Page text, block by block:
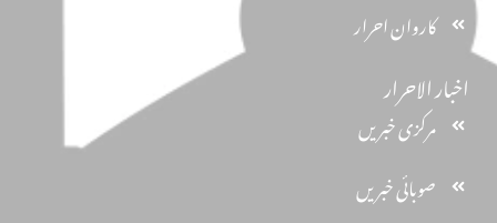
اخبار الاحرار
مرکزی خبریں
صوبائی خبریں
کاروان احرار